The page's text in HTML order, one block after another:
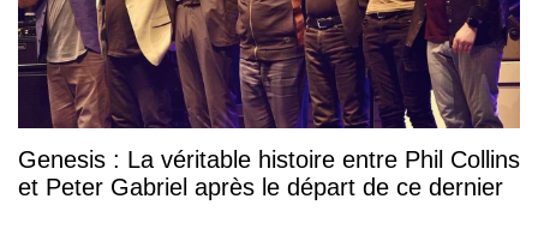
Genesis : La véritable histoire entre Phil Collins
et Peter Gabriel après le départ de ce dernier